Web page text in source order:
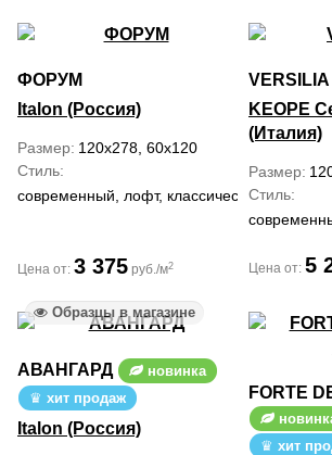
ФОРУМ
Italon (Россия)
Размер 120x278, 60x120
Стиль
современный, лофт, классический
Цена от: 3 375 руб./м2
VERSILIA
KEOPE
(Италия)
Размер
Стиль
Цена от: 5
Образцы в магазине
АВАНГАРД
новинка
хит продаж
Italon (Россия)
FORTE
хит